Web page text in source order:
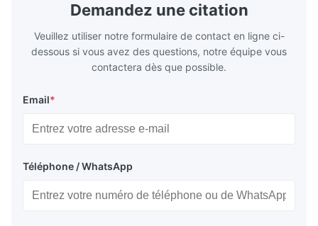
Demandez une citation
Veuillez utiliser notre formulaire de contact en ligne ci-
dessous si vous avez des questions, notre équipe vous
contactera dès que possible.
Email*
Téléphone / WhatsApp